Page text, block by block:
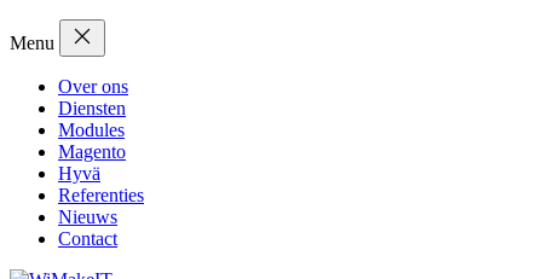
Menu
Over ons
Diensten
Modules
Magento
Hyvä
Referenties
Nieuws
Contact